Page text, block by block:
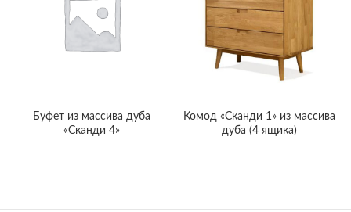
Буфет из массива дуба
«Сканди 4»
Комод «Сканди 1» из массива
дуба (4 ящика)